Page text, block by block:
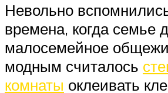
Невольно
времена, когда семье
малосемейное
модным считалось
комнаты оклеивать